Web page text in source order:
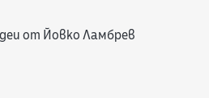
от Йовко Ламбрев